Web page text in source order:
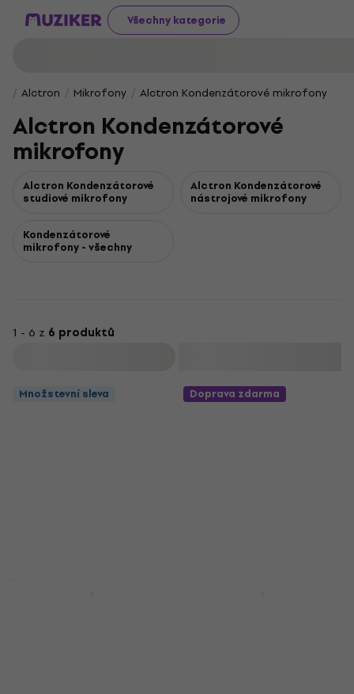
Všechny kategorie
Alctron Mikrofony Alctron Kondenzátorové mikrofony
Alctron Kondenzátorové
mikrofony
Alctron Kondenzátorové
studiové mikrofony
Alctron Kondenzátorové
nástrojové mikrofony
Kondenzátorové
mikrofony - všechny
1 - 6 z 6 produktů
Množstevní sleva Doprava zdarma